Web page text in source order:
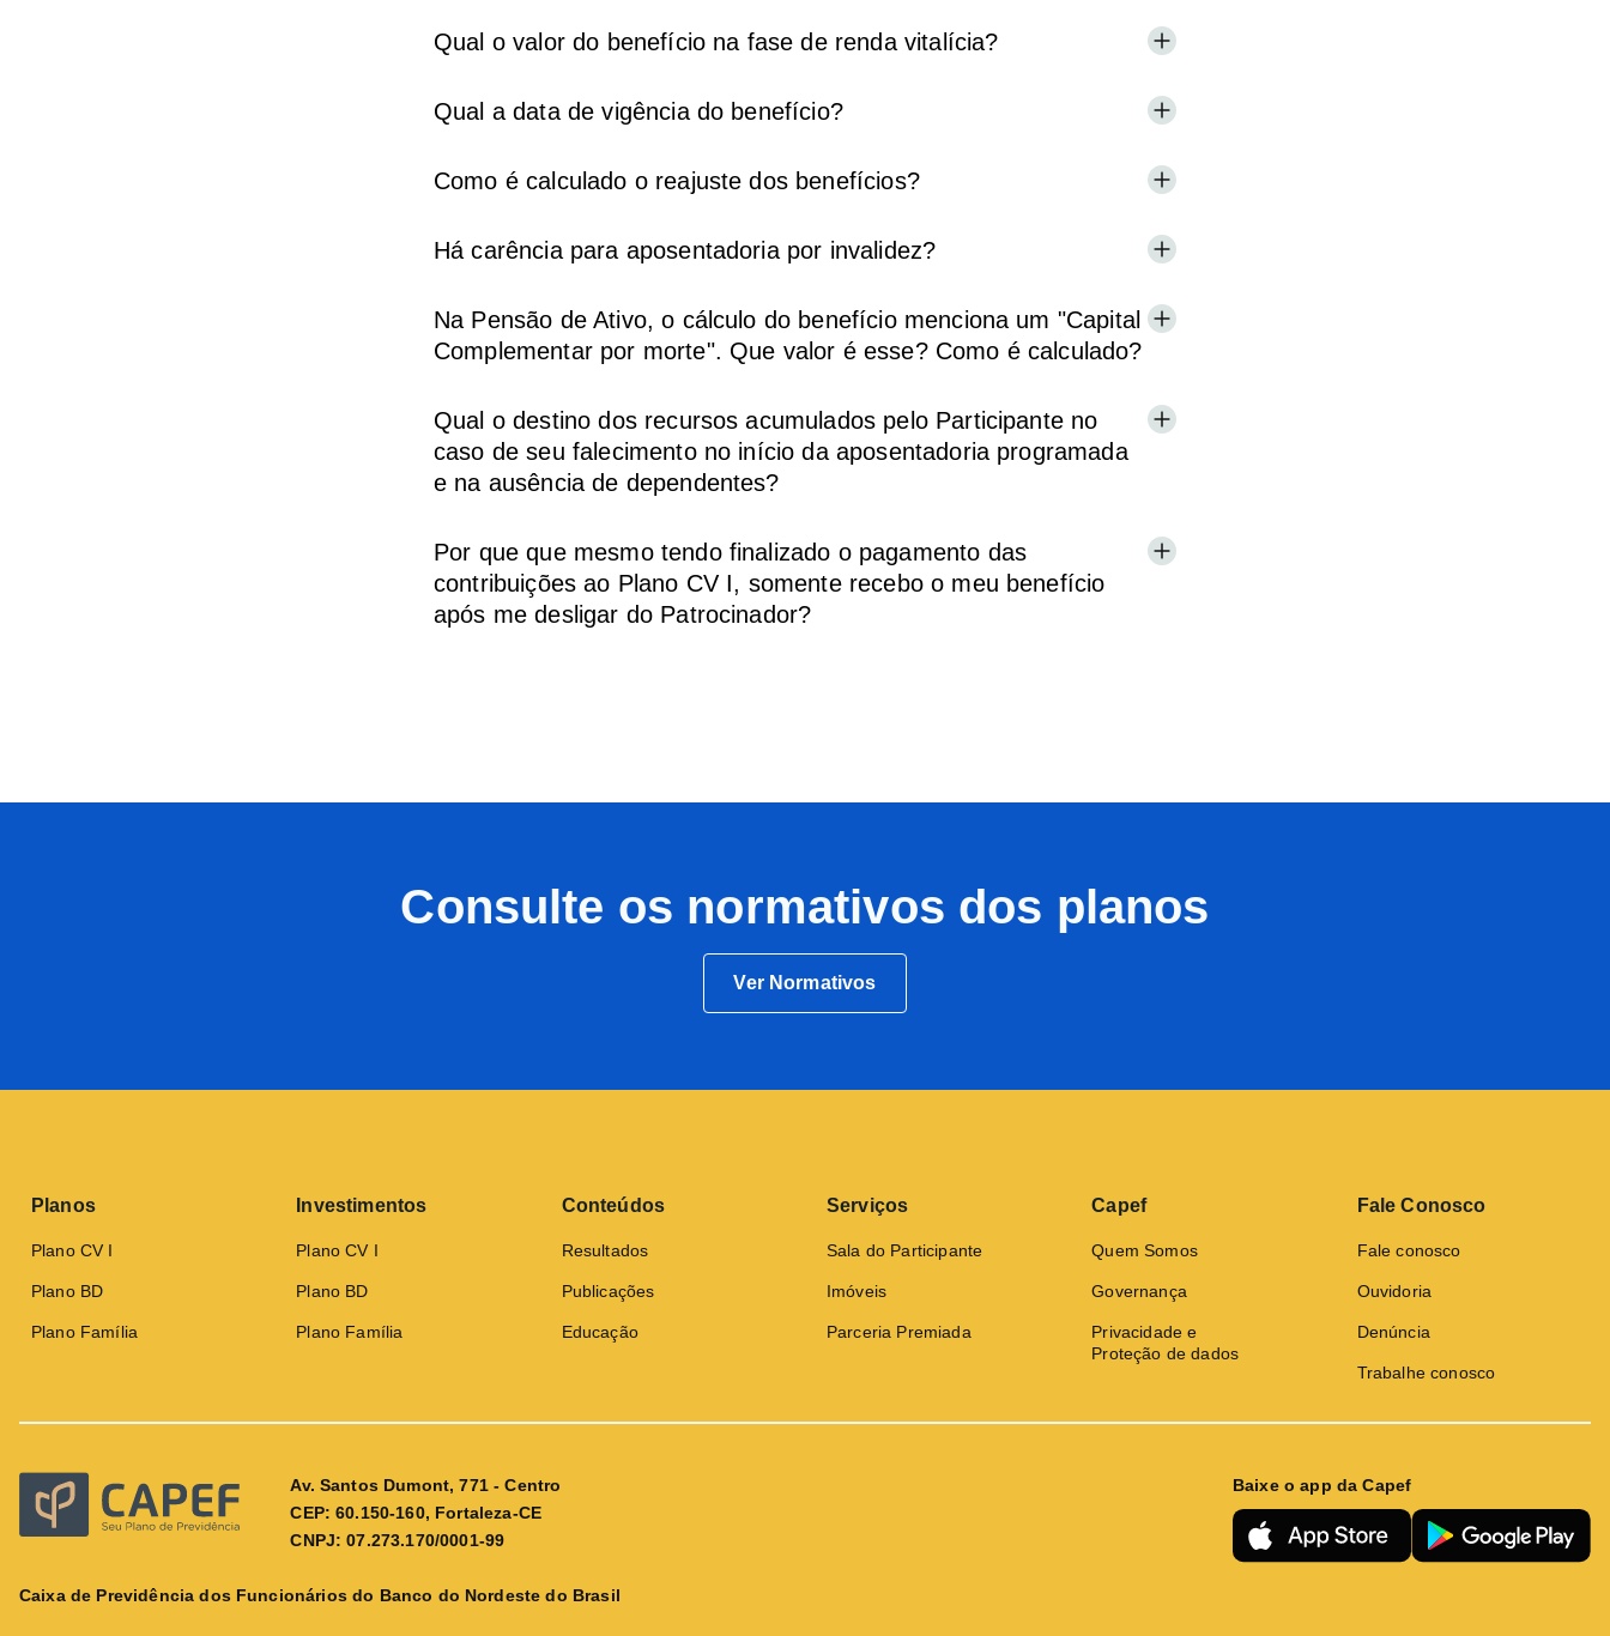
Qual o valor do benefício na fase de renda vitalícia?
Qual a data de vigência do benefício?
Como é calculado o reajuste dos benefícios?
Há carência para aposentadoria por invalidez?
Na Pensão de Ativo, o cálculo do benefício menciona um "Capital
Complementar por morte". Que valor é esse? Como é calculado?
Qual o destino dos recursos acumulados pelo Participante no
caso de seu falecimento no início da aposentadoria programada
e na ausência de dependentes?
Por que que mesmo tendo finalizado o pagamento das
contribuições ao Plano CV I, somente recebo o meu benefício
após me desligar do Patrocinador?
Consulte os normativos dos planos
Ver Normativos
Planos
Plano CV I
Plano BD
Plano Família
Investimentos
Plano CV I
Plano BD
Plano Família
Conteúdos
Resultados
Publicações
Educação
Serviços
Sala do Participante
Imóveis
Parceria Premiada
Capef
Quem Somos
Governança
Privacidade e
Proteção de dados
Fale Conosco
Fale conosco
Ouvidoria
Denúncia
Trabalhe conosco
Av. Santos Dumont, 771 - Centro
CEP: 60.150-160, Fortaleza-CE
CNPJ: 07.273.170/0001-99
Baixe o app da Capef
Caixa de Previdência dos Funcionários do Banco do Nordeste do Brasil